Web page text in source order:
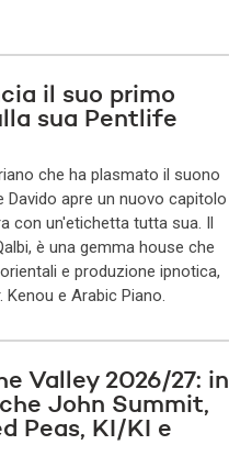
il suo primo
sua Pentlife
che ha plasmato il suono
Davido apre un nuovo capitolo
con un'etichetta tutta sua. Il
è una gemma house che
e produzione ipnotica,
Kenou e Arabic Piano.
Valley 2026/27: in
John Summit,
Peas, KI/KI e